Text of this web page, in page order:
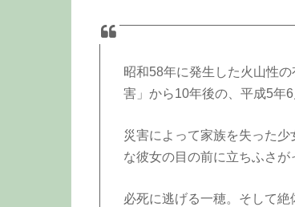
昭和58年に発生した火山性
害」から10年後の、平成5
災害によって家族を失った
な彼女の目の前に立ちふさが
必死に逃げる一穂。そして